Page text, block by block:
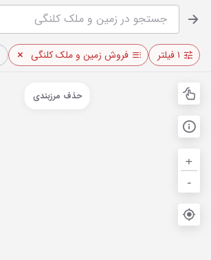
۱ فیلتر فروش زمین و ملک کلنگی
+
-
حذف مرزبندی